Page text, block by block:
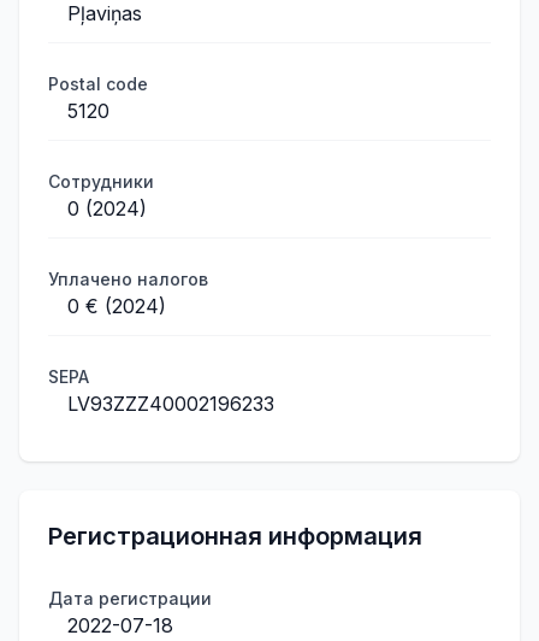
Pļaviņas
Postal code
5120
Сотрудники
0 (2024)
Уплачено налогов
0 € (2024)
SEPA
LV93ZZZ40002196233
Регистрационная информация
Дата регистрации
2022-07-18